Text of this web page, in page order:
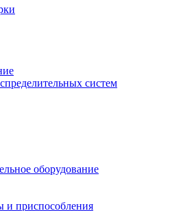
систем
оборудование
и приспособления